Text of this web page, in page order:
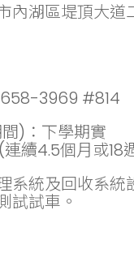
內湖區堤頂大道
3969 #814
)：下學期實
續4.5個月或18
系統及回收系統
試試車。